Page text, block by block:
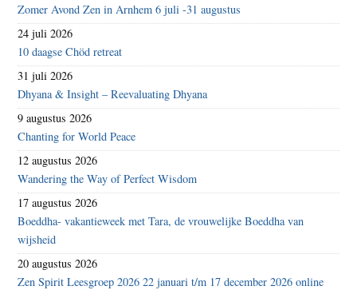
Zomer Avond Zen in Arnhem 6 juli -31 augustus
24 juli 2026
10 daagse Chöd retreat
31 juli 2026
Dhyana & Insight – Reevaluating Dhyana
9 augustus 2026
Chanting for World Peace
12 augustus 2026
Wandering the Way of Perfect Wisdom
17 augustus 2026
Boeddha- vakantieweek met Tara, de vrouwelijke Boeddha van
wijsheid
20 augustus 2026
Zen Spirit Leesgroep 2026 22 januari t/m 17 december 2026 online